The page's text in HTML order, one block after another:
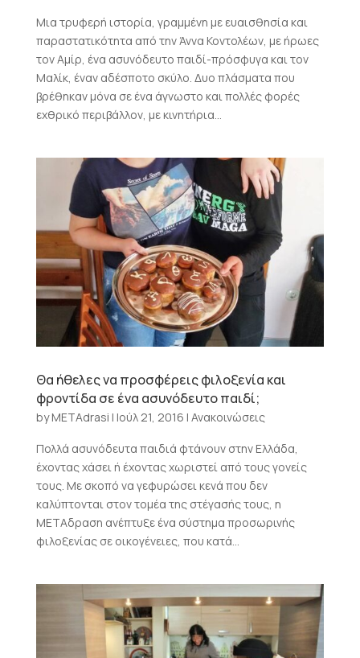
Μια τρυφερή ιστορία, γραμμένη με ευαισθησία και
παραστατικότητα από την Άννα Κοντολέων, με ήρωες
τον Αμίρ, ένα ασυνόδευτο παιδί-πρόσφυγα και τον
Μαλίκ, έναν αδέσποτο σκύλο. Δυο πλάσματα που
βρέθηκαν μόνα σε ένα άγνωστο και πολλές φορές
εχθρικό περιβάλλον, με κινητήρια...
Θα ήθελες να προσφέρεις φιλοξενία και
φροντίδα σε ένα ασυνόδευτο παιδί;
byMETAdrasi | Ιούλ 21, 2016 | Ανακοινώσεις
Πολλά ασυνόδευτα παιδιά φτάνουν στην Ελλάδα,
έχοντας χάσει ή έχοντας χωριστεί από τους γονείς
τους. Με σκοπό να γεφυρώσει κενά που δεν
καλύπτονται στον τομέα της στέγασής τους, η
ΜΕΤΑδραση ανέπτυξε ένα σύστημα προσωρινής
φιλοξενίας σε οικογένειες, που κατά...